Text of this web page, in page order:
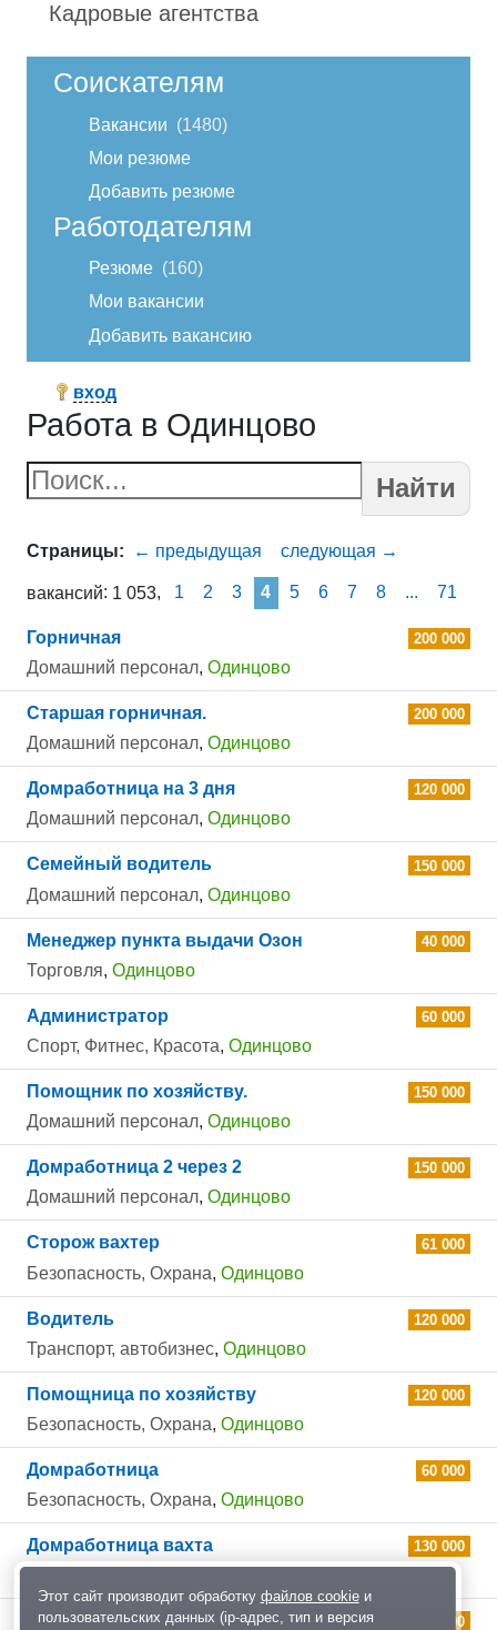
Кадровые агентства
Соискателям
Вакансии
1480
Мои резюме
Добавить резюме
Работодателям
Резюме
160
Мои вакансии
Добавить вакансию
вход
Работа в Одинцово
Найти
вакансий 1 053 1 2 3 4 5 6 7 8 ... 71
Горничная
Домашний персонал, Одинцово
200 000
Старшая горничная.
Домашний персонал, Одинцово
200 000
Домработница на 3 дня
Домашний персонал, Одинцово
120 000
Семейный водитель
Домашний персонал, Одинцово
150 000
Менеджер пункта выдачи Озон
Торговля, Одинцово
40 000
Администратор
Спорт, Фитнес, Красота, Одинцово
60 000
Помощник по хозяйству.
Домашний персонал, Одинцово
150 000
Домработница 2 через 2
Домашний персонал, Одинцово
150 000
Сторож вахтер
Безопасность, Охрана, Одинцово
61 000
Водитель
Транспорт, автобизнес, Одинцово
120 000
Помощница по хозяйству
Безопасность, Охрана, Одинцово
120 000
Домработница
Безопасность, Охрана, Одинцово
60 000
Домработница вахта
130 000
Сторож вахтер 61 000
Этот сайт производит обработку файлов cookieи
пользовательских данных (ip-адрес, тип и версия